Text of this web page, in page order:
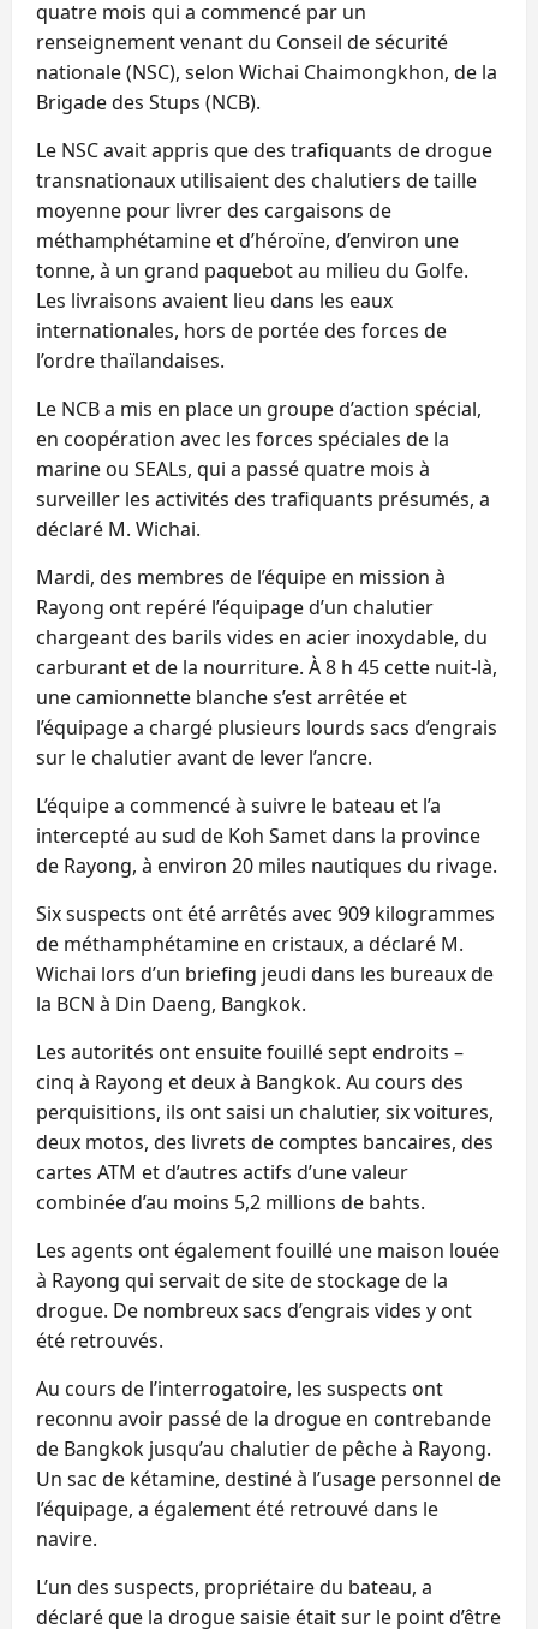
quatre mois qui a commencé par un
renseignement venant du Conseil de sécurité
nationale (NSC), selon Wichai Chaimongkhon, de la
Brigade des Stups (NCB).
Le NSC avait appris que des trafiquants de drogue
transnationaux utilisaient des chalutiers de taille
moyenne pour livrer des cargaisons de
méthamphétamine et d’héroïne, d’environ une
tonne, à un grand paquebot au milieu du Golfe.
Les livraisons avaient lieu dans les eaux
internationales, hors de portée des forces de
l’ordre thaïlandaises.
Le NCB a mis en place un groupe d’action spécial,
en coopération avec les forces spéciales de la
marine ou SEALs, qui a passé quatre mois à
surveiller les activités des trafiquants présumés, a
déclaré M. Wichai.
Mardi, des membres de l’équipe en mission à
Rayong ont repéré l’équipage d’un chalutier
chargeant des barils vides en acier inoxydable, du
carburant et de la nourriture. À 8 h 45 cette nuit-là,
une camionnette blanche s’est arrêtée et
l’équipage a chargé plusieurs lourds sacs d’engrais
sur le chalutier avant de lever l’ancre.
L’équipe a commencé à suivre le bateau et l’a
intercepté au sud de Koh Samet dans la province
de Rayong, à environ 20 miles nautiques du rivage.
Six suspects ont été arrêtés avec 909 kilogrammes
de méthamphétamine en cristaux, a déclaré M.
Wichai lors d’un briefing jeudi dans les bureaux de
la BCN à Din Daeng, Bangkok.
Les autorités ont ensuite fouillé sept endroits –
cinq à Rayong et deux à Bangkok. Au cours des
perquisitions, ils ont saisi un chalutier, six voitures,
deux motos, des livrets de comptes bancaires, des
cartes ATM et d’autres actifs d’une valeur
combinée d’au moins 5,2 millions de bahts.
Les agents ont également fouillé une maison louée
à Rayong qui servait de site de stockage de la
drogue. De nombreux sacs d’engrais vides y ont
été retrouvés.
Au cours de l’interrogatoire, les suspects ont
reconnu avoir passé de la drogue en contrebande
de Bangkok jusqu’au chalutier de pêche à Rayong.
Un sac de kétamine, destiné à l’usage personnel de
l’équipage, a également été retrouvé dans le
navire.
L’un des suspects, propriétaire du bateau, a
déclaré que la drogue saisie était sur le point d’être